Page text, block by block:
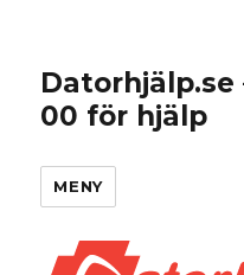
Datorhjälp.se
00 för hjälp
MENY